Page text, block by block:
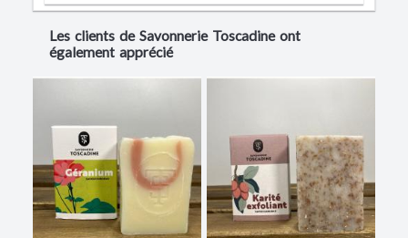
Les clients de Savonnerie Toscadine ont
également apprécié